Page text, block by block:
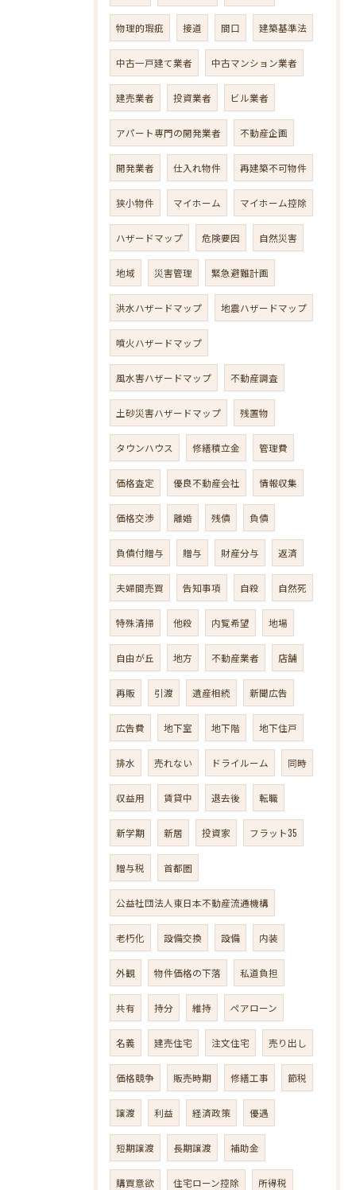
物理的瑕疵 接道 間口 建築基準法
中古一戸建て業者 中古マンション業者
建売業者 投資業者 ビル業者
アパート専門の開発業者 不動産企画
開発業者 仕入れ物件 再建築不可物件
狭小物件 マイホーム マイホーム控除
ハザードマップ 危険要因 自然災害
地域 災害管理 緊急避難計画
洪水ハザードマップ 地震ハザードマップ
噴火ハザードマップ
風水害ハザードマップ 不動産調査
土砂災害ハザードマップ 残置物
タウンハウス 修繕積立金 管理費
価格査定 優良不動産会社 情報収集
価格交渉 離婚 残債 負債
負債付贈与 贈与 財産分与 返済
夫婦間売買 告知事項 自殺 自然死
特殊清掃 他殺 内覧希望 地場
自由が丘 地方 不動産業者 店舗
再販 引渡 遺産相続 新聞広告
広告費 地下室 地下階 地下住戸
排水 売れない ドライルーム 同時
収益用 賃貸中 退去後 転職
新学期 新居 投資家 フラット35
贈与税 首都圏
公益社団法人東日本不動産流通機構
老朽化 設備交換 設備 内装
外観 物件価格の下落 私道負担
共有 持分 維持 ペアローン
名義 建売住宅 注文住宅 売り出し
価格競争 販売時期 修繕工事 節税
譲渡 利益 経済政策 優遇
短期譲渡 長期譲渡 補助金
購買意欲 住宅ローン控除 所得税